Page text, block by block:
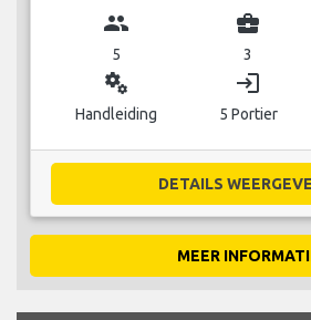
group
5
business_center
3
miscellaneous_services
Handleiding
login
5 Portier
DETAILS
MEER